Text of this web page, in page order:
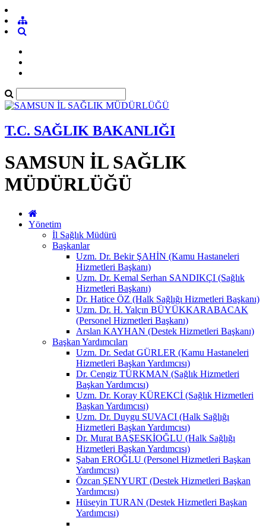
T.C. SAĞLIK BAKANLIĞI
SAMSUN İL SAĞLIK
MÜDÜRLÜĞÜ
Yönetim
İl Sağlık Müdürü
Başkanlar
Uzm. Dr. Bekir ŞAHİN (Kamu Hastaneleri
Hizmetleri Başkanı)
Uzm. Dr. Kemal Serhan SANDIKÇI (Sağlık
Hizmetleri Başkanı)
Dr. Hatice ÖZ (Halk Sağlığı Hizmetleri Başkanı)
Uzm. Dr. H. Yalçın BÜYÜKKARABACAK
(Personel Hizmetleri Başkanı)
Arslan KAYHAN (Destek Hizmetleri Başkanı)
Başkan Yardımcıları
Uzm. Dr. Sedat GÜRLER (Kamu Hastaneleri
Hizmetleri Başkan Yardımcısı)
Dr. Cengiz TÜRKMAN (Sağlık Hizmetleri
Başkan Yardımcısı)
Uzm. Dr. Koray KÜREKCİ (Sağlık Hizmetleri
Başkan Yardımcısı)
Uzm. Dr. Duygu SUVACI (Halk Sağlığı
Hizmetleri Başkan Yardımcısı)
Dr. Murat BAŞESKİOĞLU (Halk Sağlığı
Hizmetleri Başkan Yardımcısı)
Şaban EROĞLU (Personel Hizmetleri Başkan
Yardımcısı)
Özcan ŞENYURT (Destek Hizmetleri Başkan
Yardımcısı)
Hüseyin TURAN (Destek Hizmetleri Başkan
Yardımcısı)